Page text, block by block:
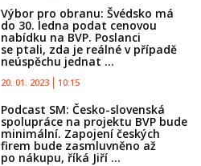
Výbor pro obranu: Švédsko má
do 30. ledna podat cenovou
nabídku na BVP. Poslanci
se ptali, zda je reálné v případě
neúspěchu jednat ...
20. 01. 2023 10:15
Podcast SM: Česko-slovenská
spolupráce na projektu BVP bude
minimální. Zapojení českých
firem bude zasmluvněno až
po nákupu, říká Jiří ...